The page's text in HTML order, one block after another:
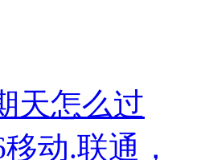
天怎么过
移动.联通，